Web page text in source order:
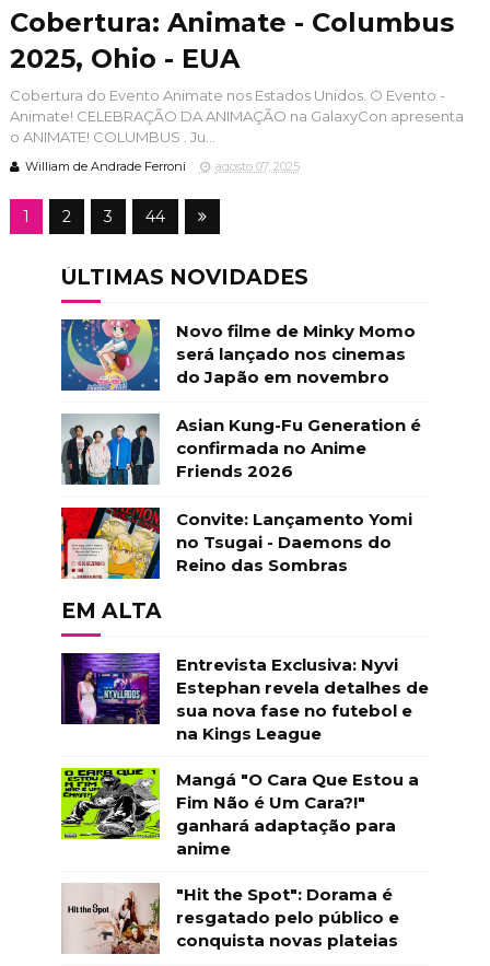
Cobertura: Animate - Columbus
2025, Ohio - EUA
Cobertura do Evento Animate nos Estados Unidos. O Evento -
Animate! CELEBRAÇÃO DA ANIMAÇÃO na GalaxyCon apresenta
o ANIMATE! COLUMBUS . Ju...
William de Andrade Ferroni agosto 07, 2025
1 2 3 44
ÚLTIMAS NOVIDADES
Novo filme de Minky Momo
será lançado nos cinemas
do Japão em novembro
Asian Kung-Fu Generation é
confirmada no Anime
Friends 2026
Convite: Lançamento Yomi
no Tsugai - Daemons do
Reino das Sombras
EM ALTA
Entrevista Exclusiva: Nyvi
Estephan revela detalhes de
sua nova fase no futebol e
na Kings League
Mangá "O Cara Que Estou a
Fim Não é Um Cara?!"
ganhará adaptação para
anime
"Hit the Spot": Dorama é
resgatado pelo público e
conquista novas plateias